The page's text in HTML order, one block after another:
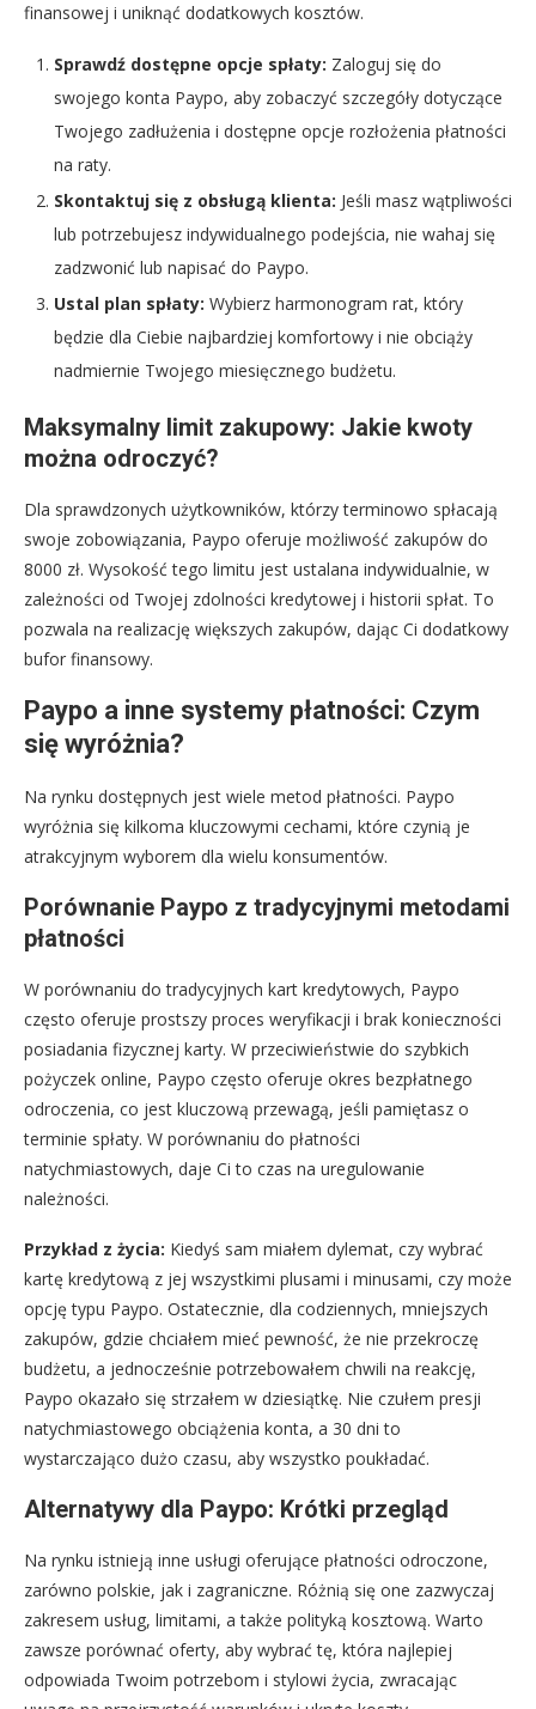
finansowej i uniknąć dodatkowych kosztów.
Sprawdź dostępne opcje spłaty: Zaloguj się do
swojego konta Paypo, aby zobaczyć szczegóły dotyczące
Twojego zadłużenia i dostępne opcje rozłożenia płatności
na raty.
Skontaktuj się z obsługą klienta: Jeśli masz wątpliwości
lub potrzebujesz indywidualnego podejścia, nie wahaj się
zadzwonić lub napisać do Paypo.
Ustal plan spłaty: Wybierz harmonogram rat, który
będzie dla Ciebie najbardziej komfortowy i nie obciąży
nadmiernie Twojego miesięcznego budżetu.
Maksymalny limit zakupowy: Jakie kwoty
można odroczyć?
Dla sprawdzonych użytkowników, którzy terminowo spłacają
swoje zobowiązania, Paypo oferuje możliwość zakupów do
8000 zł. Wysokość tego limitu jest ustalana indywidualnie, w
zależności od Twojej zdolności kredytowej i historii spłat. To
pozwala na realizację większych zakupów, dając Ci dodatkowy
bufor finansowy.
Paypo a inne systemy płatności: Czym
się wyróżnia?
Na rynku dostępnych jest wiele metod płatności. Paypo
wyróżnia się kilkoma kluczowymi cechami, które czynią je
atrakcyjnym wyborem dla wielu konsumentów.
Porównanie Paypo z tradycyjnymi metodami
płatności
W porównaniu do tradycyjnych kart kredytowych, Paypo
często oferuje prostszy proces weryfikacji i brak konieczności
posiadania fizycznej karty. W przeciwieństwie do szybkich
pożyczek online, Paypo często oferuje okres bezpłatnego
odroczenia, co jest kluczową przewagą, jeśli pamiętasz o
terminie spłaty. W porównaniu do płatności
natychmiastowych, daje Ci to czas na uregulowanie
należności.
Przykład z życia: Kiedyś sam miałem dylemat, czy wybrać
kartę kredytową z jej wszystkimi plusami i minusami, czy może
opcję typu Paypo. Ostatecznie, dla codziennych, mniejszych
zakupów, gdzie chciałem mieć pewność, że nie przekroczę
budżetu, a jednocześnie potrzebowałem chwili na reakcję,
Paypo okazało się strzałem w dziesiątkę. Nie czułem presji
natychmiastowego obciążenia konta, a 30 dni to
wystarczająco dużo czasu, aby wszystko poukładać.
Alternatywy dla Paypo: Krótki przegląd
Na rynku istnieją inne usługi oferujące płatności odroczone,
zarówno polskie, jak i zagraniczne. Różnią się one zazwyczaj
zakresem usług, limitami, a także polityką kosztową. Warto
zawsze porównać oferty, aby wybrać tę, która najlepiej
odpowiada Twoim potrzebom i stylowi życia, zwracając